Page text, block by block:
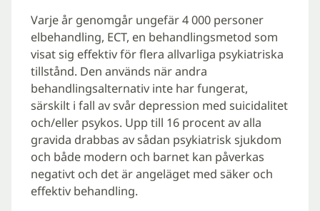
Varje år genomgår ungefär 4 000 personer
elbehandling, ECT, en behandlingsmetod som
visat sig effektiv för flera allvarliga psykiatriska
tillstånd. Den används när andra
behandlingsalternativ inte har fungerat,
särskilt i fall av svår depression med suicidalitet
och/eller psykos. Upp till 16 procent av alla
gravida drabbas av sådan psykiatrisk sjukdom
och både modern och barnet kan påverkas
negativt och det är angeläget med säker och
effektiv behandling.